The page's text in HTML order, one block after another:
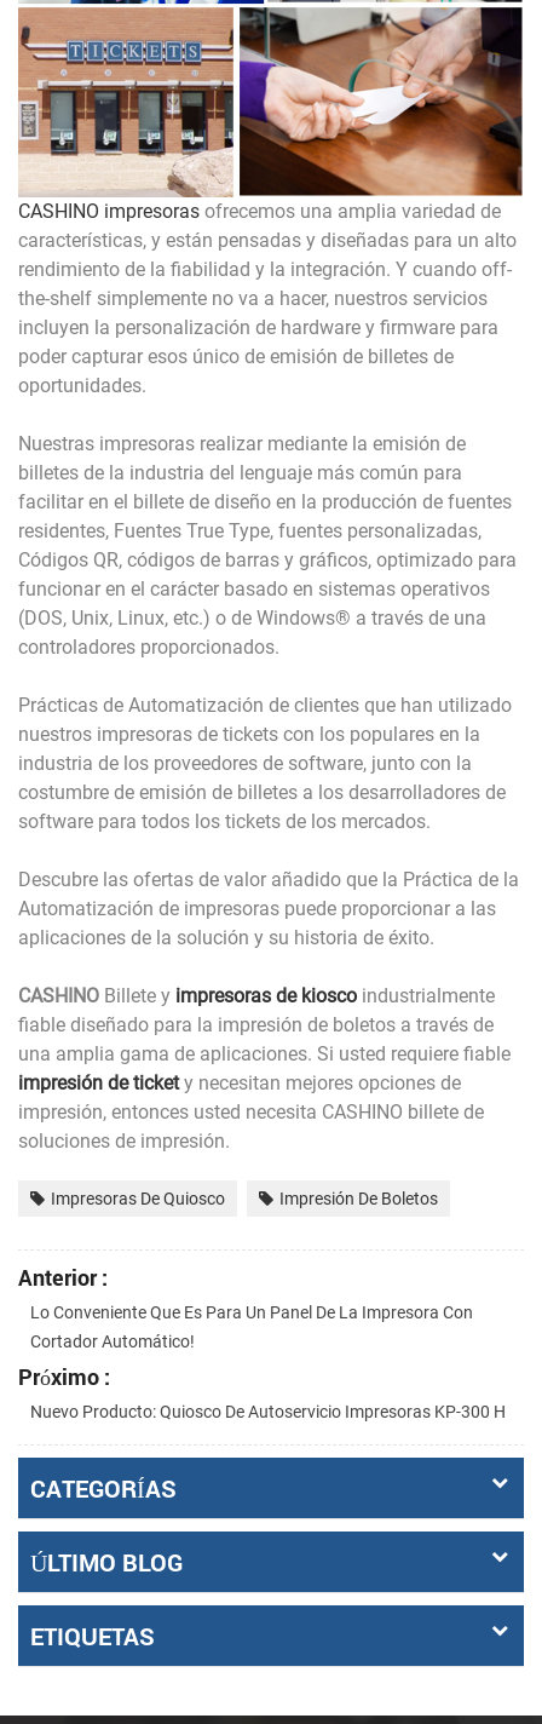
CASHINO impresoras ofrecemos una amplia variedad de
características, y están pensadas y diseñadas para un alto
rendimiento de la fiabilidad y la integración. Y cuando off-
the-shelf simplemente no va a hacer, nuestros servicios
incluyen la personalización de hardware y firmware para
poder capturar esos único de emisión de billetes de
oportunidades.
Nuestras impresoras realizar mediante la emisión de
billetes de la industria del lenguaje más común para
facilitar en el billete de diseño en la producción de fuentes
residentes, Fuentes True Type, fuentes personalizadas,
Códigos QR, códigos de barras y gráficos, optimizado para
funcionar en el carácter basado en sistemas operativos
(DOS, Unix, Linux, etc.) o de Windows® a través de una
controladores proporcionados.
Prácticas de Automatización de clientes que han utilizado
nuestros impresoras de tickets con los populares en la
industria de los proveedores de software, junto con la
costumbre de emisión de billetes a los desarrolladores de
software para todos los tickets de los mercados.
Descubre las ofertas de valor añadido que la Práctica de la
Automatización de impresoras puede proporcionar a las
aplicaciones de la solución y su historia de éxito.
CASHINO Billete y impresoras de kiosco industrialmente
fiable diseñado para la impresión de boletos a través de
una amplia gama de aplicaciones. Si usted requiere fiable
impresión de tickety necesitan mejores opciones de
impresión, entonces usted necesita CASHINO billete de
soluciones de impresión.
Impresoras De Quiosco Impresión De Boletos
Anterior :
Lo Conveniente Que Es Para Un Panel De La Impresora Con
Cortador Automático!
Próximo :
Nuevo Producto: Quiosco De Autoservicio Impresoras KP-300 H
CATEGORÍAS
ÚLTIMO BLOG
ETIQUETAS